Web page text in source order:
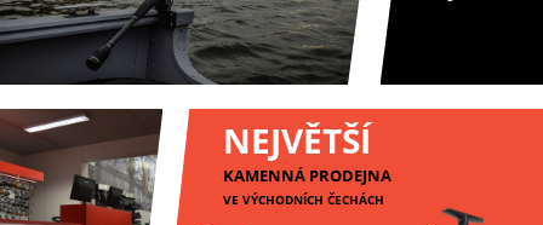
NEJVĚTŠÍ
KAMENNÁ PRODEJNA
VE VÝCHODNÍCH ČECHÁCH